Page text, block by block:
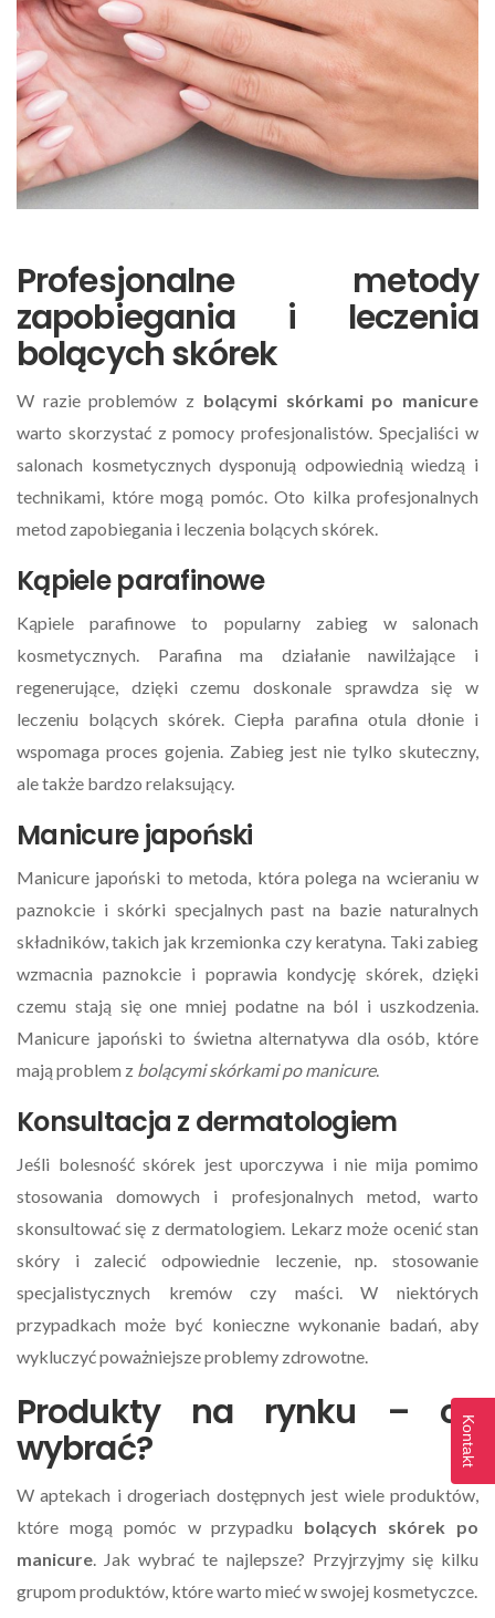
Profesjonalne metody
zapobiegania i leczenia
bolących skórek
W razie problemów z bolącymi skórkami po manicure
warto skorzystać z pomocy profesjonalistów. Specjaliści w
salonach kosmetycznych dysponują odpowiednią wiedzą i
technikami, które mogą pomóc. Oto kilka profesjonalnych
metod zapobiegania i leczenia bolących skórek.
Kąpiele parafinowe
Kąpiele parafinowe to popularny zabieg w salonach
kosmetycznych. Parafina ma działanie nawilżające i
regenerujące, dzięki czemu doskonale sprawdza się w
leczeniu bolących skórek. Ciepła parafina otula dłonie i
wspomaga proces gojenia. Zabieg jest nie tylko skuteczny,
ale także bardzo relaksujący.
Manicure japoński
Manicure japoński to metoda, która polega na wcieraniu w
paznokcie i skórki specjalnych past na bazie naturalnych
składników, takich jak krzemionka czy keratyna. Taki zabieg
wzmacnia paznokcie i poprawia kondycję skórek, dzięki
czemu stają się one mniej podatne na ból i uszkodzenia.
Manicure japoński to świetna alternatywa dla osób, które
mają problem z bolącymi skórkami po manicure.
Konsultacja z dermatologiem
Jeśli bolesność skórek jest uporczywa i nie mija pomimo
stosowania domowych i profesjonalnych metod, warto
skonsultować się z dermatologiem. Lekarz może ocenić stan
skóry i zalecić odpowiednie leczenie, np. stosowanie
specjalistycznych kremów czy maści. W niektórych
przypadkach może być konieczne wykonanie badań, aby
wykluczyć poważniejsze problemy zdrowotne.
Produkty na rynku – co
wybrać?
W aptekach i drogeriach dostępnych jest wiele produktów,
które mogą pomóc w przypadku bolących skórek po
manicure . Jak wybrać te najlepsze? Przyjrzyjmy się kilku
grupom produktów, które warto mieć w swojej kosmetyczce.
Kontakt